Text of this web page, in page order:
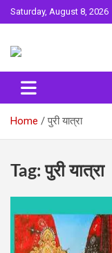
Skip
to
Saturday, August 8, 2026
Surta
Home पुरी यात्रा
Tag:पुरी यात्रा